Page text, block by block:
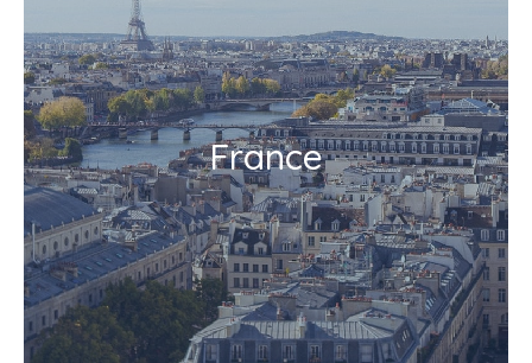
France